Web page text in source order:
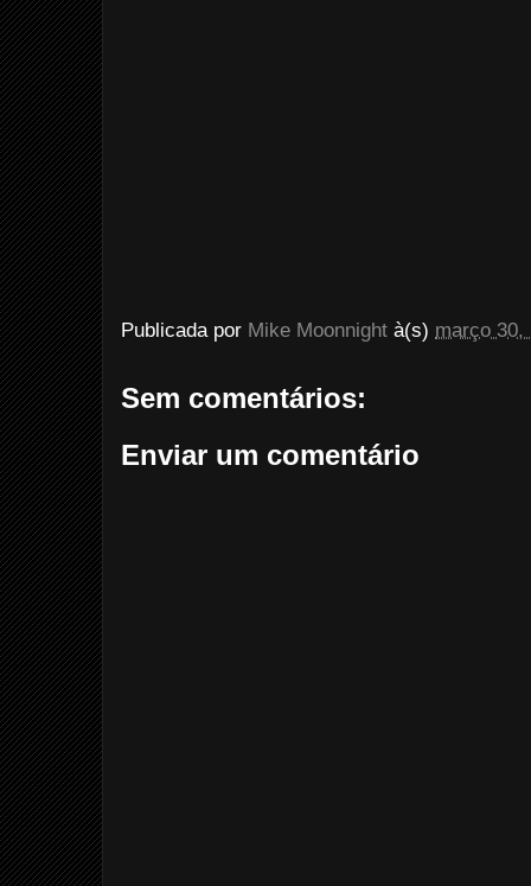
Publicada por Mike Moonnight à(s) março 30,
Sem comentários:
Enviar um comentário